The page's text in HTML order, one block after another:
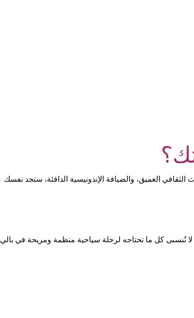
العميق، والضيافة الإندونيسية الدافئة، ستجد نفسك
تُنسىى كل ما تحتاجه لرحلة سياحية منظمة ومريحة في بالي